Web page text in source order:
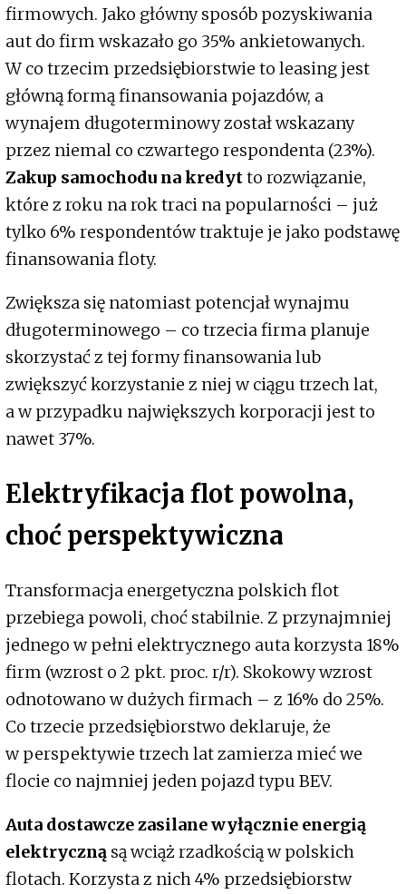
firmowych. Jako główny sposób pozyskiwania
aut do firm wskazało go 35% ankietowanych.
W co trzecim przedsiębiorstwie to leasing jest
główną formą finansowania pojazdów, a
wynajem długoterminowy został wskazany
przez niemal co czwartego respondenta (23%).
Zakup samochodu na kredytto rozwiązanie,
które z roku na rok traci na popularności – już
tylko 6% respondentów traktuje je jako podstawę
finansowania floty.
Zwiększa się natomiast potencjał wynajmu
długoterminowego – co trzecia firma planuje
skorzystać z tej formy finansowania lub
zwiększyć korzystanie z niej w ciągu trzech lat,
a w przypadku największych korporacji jest to
nawet 37%.
Elektryfikacja flot powolna,
choć perspektywiczna
Transformacja energetyczna polskich flot
przebiega powoli, choć stabilnie. Z przynajmniej
jednego w pełni elektrycznego auta korzysta 18%
firm (wzrost o 2 pkt. proc. r/r). Skokowy wzrost
odnotowano w dużych firmach – z 16% do 25%.
Co trzecie przedsiębiorstwo deklaruje, że
w perspektywie trzech lat zamierza mieć we
flocie co najmniej jeden pojazd typu BEV.
Auta dostawcze zasilane wyłącznie energią
elektryczną są wciąż rzadkością w polskich
flotach. Korzysta z nich 4% przedsiębiorstw